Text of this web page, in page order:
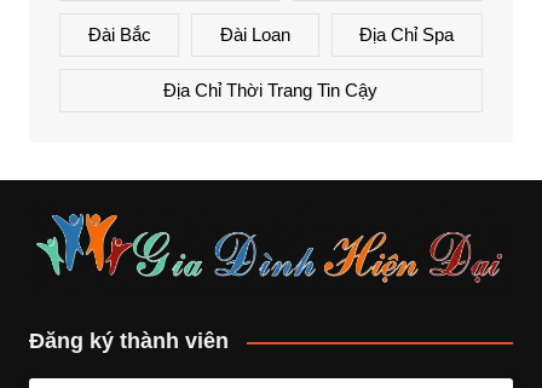
Đài Bắc Đài Loan Địa Chỉ Spa
Địa Chỉ Thời Trang Tin Cậy
Đăng ký thành viên